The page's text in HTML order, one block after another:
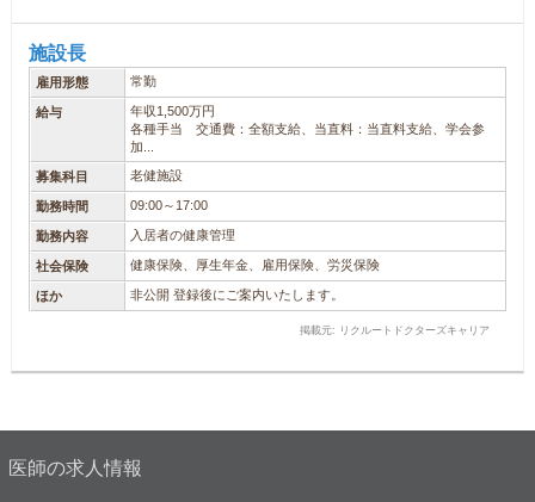
施設長
雇用形態 常勤
給与
年収1,500万円
各種手当 交通費：全額支給、当直料：当直料支給、学会参
加...
募集科目 老健施設
勤務時間 09:00～17:00
勤務内容 入居者の健康管理
社会保険 健康保険、厚生年金、雇用保険、労災保険
ほか 非公開 登録後にご案内いたします。
掲載元: リクルートドクターズキャリア
医師の求人情報